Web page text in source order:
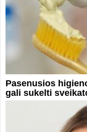
Pasenusios
gali sukelti